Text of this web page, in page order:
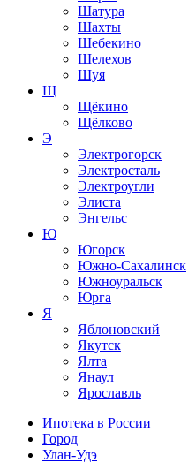
Шатура
Шахты
Шебекино
Шелехов
Шуя
Щ
Щёкино
Щёлково
Э
Электрогорск
Электросталь
Электроугли
Элиста
Энгельс
Ю
Югорск
Южно-Сахалинск
Южноуральск
Юрга
Я
Яблоновский
Якутск
Ялта
Янаул
Ярославль
Ипотека в России
Город
Улан-Удэ